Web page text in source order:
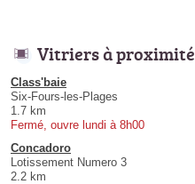
Vitriers à proximité
Class'baie
Six-Fours-les-Plages
1.7 km
Fermé, ouvre lundi à 8h00
Concadoro
Lotissement Numero 3
2.2 km